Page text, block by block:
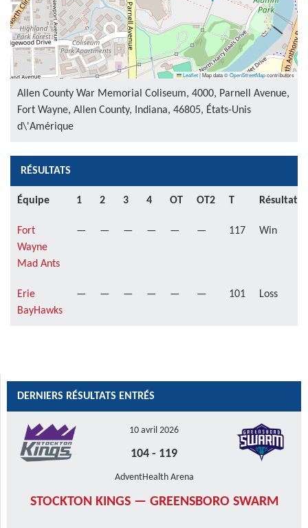
Leaflet|Map data ©OpenStreetMapcontributors
Allen County War Memorial Coliseum, 4000, Parnell Avenue,
Fort Wayne, Allen County, Indiana, 46805, États-Unis
d\'Amérique
RÉSULTATS
Équipe 1 2 3 4 OT OT2 T Résultat
Fort
Wayne
Mad Ants
— — — — — — 117 Win
Erie
BayHawks
— — — — — — 101 Loss
DERNIERS RÉSULTATS ENTRÉS
10 avril 2026
104 - 119
AdventHealth Arena
STOCKTON KINGS — GREENSBORO SWARM